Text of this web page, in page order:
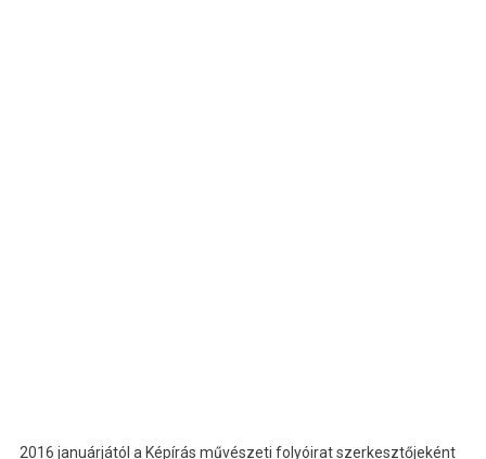
2016 januárjától a Képírás művészeti folyóirat szerkesztőjeként